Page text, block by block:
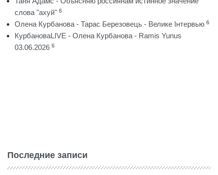
слова "ахуй" 6
Олена Курбанова - Тарас Березовець - Велике Інтервью 6
КурбановаLIVE - Олена Курбанова - Ramis Yunus
03.06.2026 6
Последние записи